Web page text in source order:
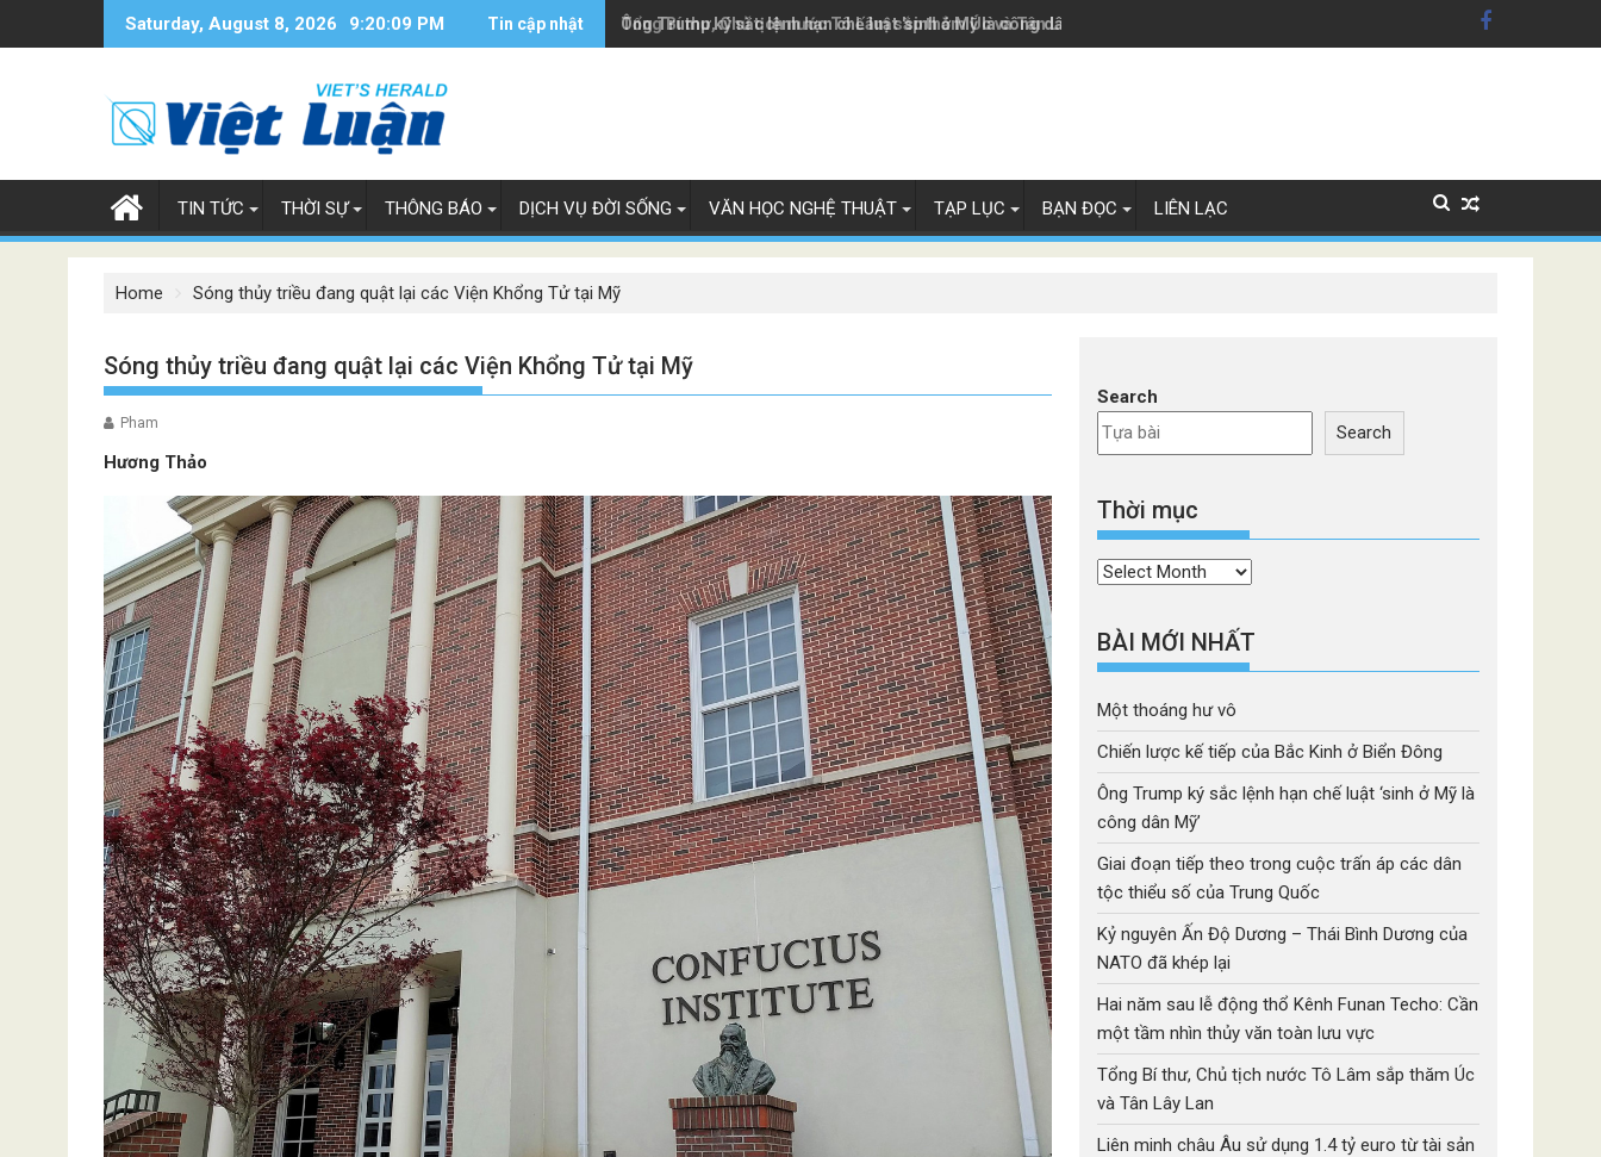
Saturday, August 8, 2026 9:20:10 PM Tin cập nhật Ông Trump ký sắc lệnh hạn chế luật 'sinh ở Mỹ là công dân Mỹ'
Tổng Bí thư, Chủ tịch nước Tô Lâm sắp thăm Úc và Tân Lây Lan
TIN TỨC THỜI SỰ THÔNG BÁO DỊCH VỤ ĐỜI SỐNG VĂN HỌC NGHỆ THUẬT TẠP LỤC BẠN ĐỌC LIÊN LẠC
Home Sóng thủy triều đang quật lại các Viện Khổng Tử tại Mỹ
Sóng thủy triều đang quật lại các Viện Khổng Tử tại Mỹ
Pham
Hương Thảo
Search
Search
Thời mục
Thời
BÀI MỚI NHẤT
Một thoáng hư vô
Chiến lược kế tiếp của Bắc Kinh ở Biển Đông
Ông Trump ký sắc lệnh hạn chế luật ‘sinh ở Mỹ là
công dân Mỹ’
Giai đoạn tiếp theo trong cuộc trấn áp các dân
tộc thiểu số của Trung Quốc
Kỷ nguyên Ấn Độ Dương – Thái Bình Dương của
NATO đã khép lại
Hai năm sau lễ động thổ Kênh Funan Techo: Cần
một tầm nhìn thủy văn toàn lưu vực
Tổng Bí thư, Chủ tịch nước Tô Lâm sắp thăm Úc
và Tân Lây Lan
Liên minh châu Âu sử dụng 1.4 tỷ euro từ tài sản